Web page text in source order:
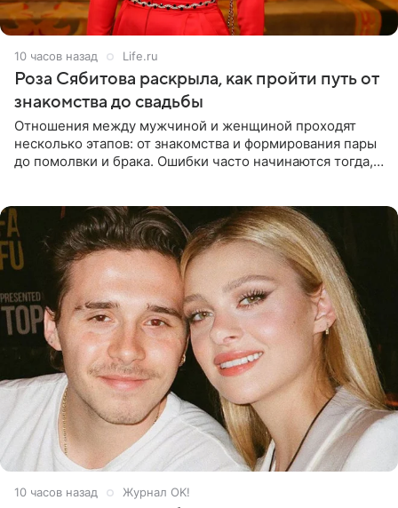
10 часов назад Life.ru
Роза Сябитова раскрыла, как пройти путь от
знакомства до свадьбы
Отношения между мужчиной и женщиной проходят
несколько этапов: от знакомства и формирования пары
до помолвки и брака. Ошибки часто начинаются тогда,
10 часов назад Журнал OK!